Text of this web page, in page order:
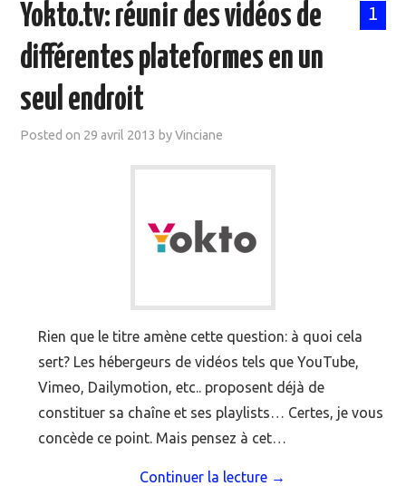
DOCUMENTS
MOOC SUIVIS
EVÉNEMENTS
1
Yokto.tv: réunir des vidéos de
différentes plateformes en un
seul endroit
Posted on 29 avril 2013 byVinciane
Rien que le titre amène cette question: à quoi cela
sert? Les hébergeurs de vidéos tels que YouTube,
Vimeo, Dailymotion, etc.. proposent déjà de
constituer sa chaîne et ses playlists… Certes, je vous
concède ce point. Mais pensez à cet…
Continuer la lecture →